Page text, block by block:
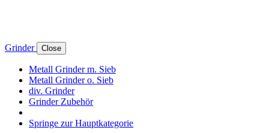
Grinder Close
Metall Grinder m. Sieb
Metall Grinder o. Sieb
div. Grinder
Grinder Zubehör
Springe zur Hauptkategorie